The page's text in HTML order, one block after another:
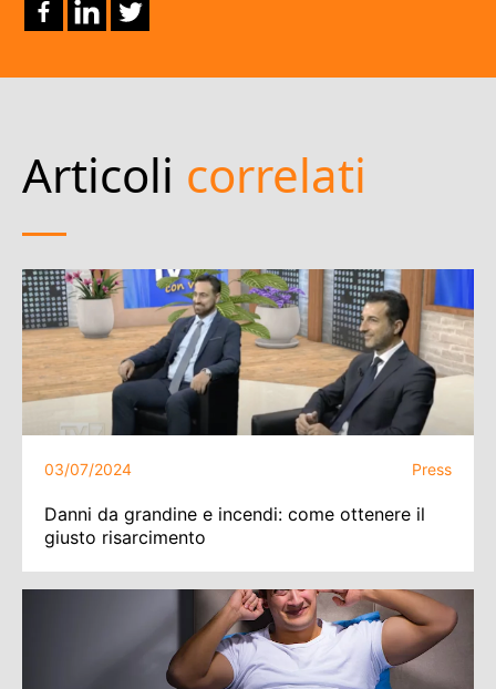
Articoli correlati
03/07/2024 Press
Danni da grandine e incendi: come ottenere il
giusto risarcimento